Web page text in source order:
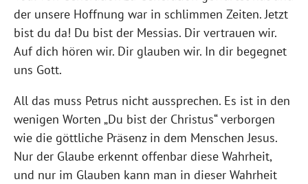
der unsere Hoffnung war in schlimmen Zeiten. Jetzt
bist du da! Du bist der Messias. Dir vertrauen wir.
Auf dich hören wir. Dir glauben wir. In dir begegnet
uns Gott.
All das muss Petrus nicht aussprechen. Es ist in den
wenigen Worten „Du bist der Christus“ verborgen
wie die göttliche Präsenz in dem Menschen Jesus.
Nur der Glaube erkennt offenbar diese Wahrheit,
und nur im Glauben kann man in dieser Wahrheit